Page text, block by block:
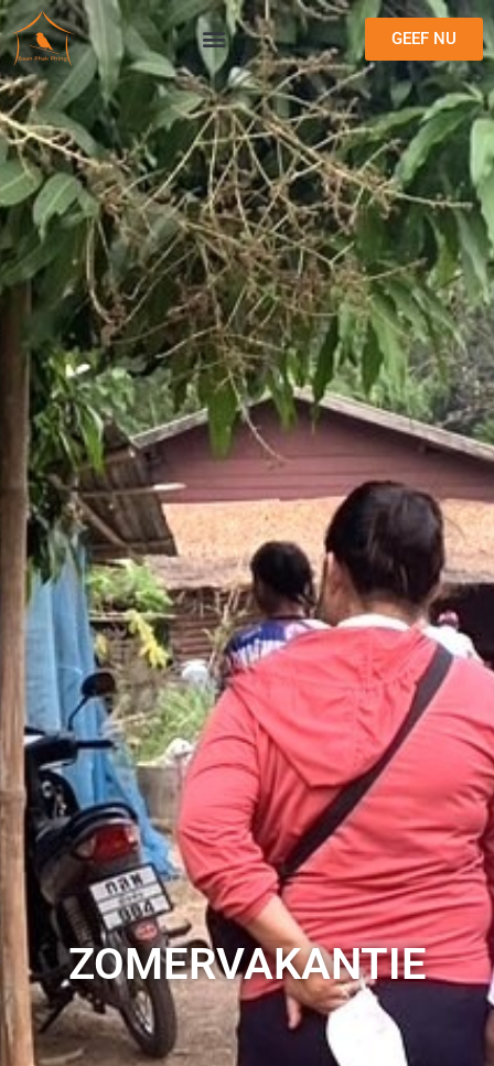
GEEF NU
ZOMERVAKANTIE